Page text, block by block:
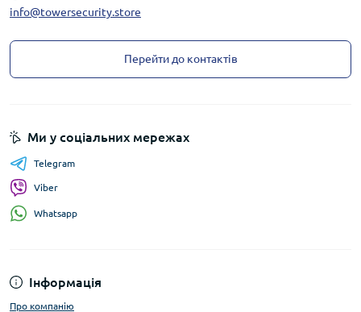
info@towersecurity.store
Перейти до контактів
Інформація
Про компанію
Ми у соціальних мережах
Telegram
Viber
Whatsapp